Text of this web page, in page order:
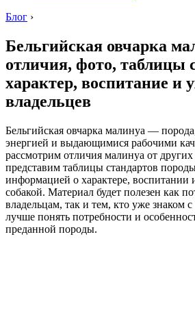
Блог ›
Бельгийская овчарка
отличия, фото, таблицы
характер, воспитание и
владельцев
Бельгийская овчарка малинуа —
энергией и выдающимися рабочими
рассмотрим отличия малинуа от
представим таблицы стандартов
информацией о характере, воспитании
собакой. Материал будет полезен как
владельцам, так и тем, кто уже знаком
лучше понять потребности и
преданной породы.